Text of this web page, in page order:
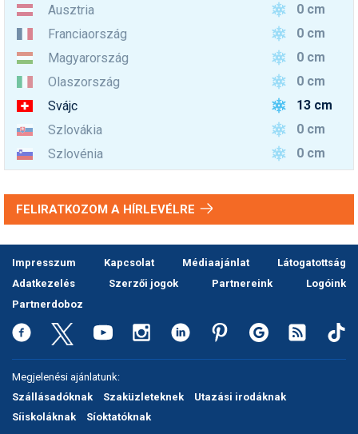
Ausztria
0 cm
Franciaország
0 cm
Magyarország
0 cm
Olaszország
0 cm
Svájc
13 cm
Szlovákia
0 cm
Szlovénia
0 cm
FELIRATKOZOM A HÍRLEVÉLRE
Impresszum Kapcsolat Médiaajánlat
Látogatottság
Adatkezelés
Szerzői jogok Partnereink
Logóink
Partnerdoboz
Megjelenési ajánlatunk:
Szállásadóknak
Szaküzleteknek
Utazási irodáknak
Síiskoláknak
Síoktatóknak